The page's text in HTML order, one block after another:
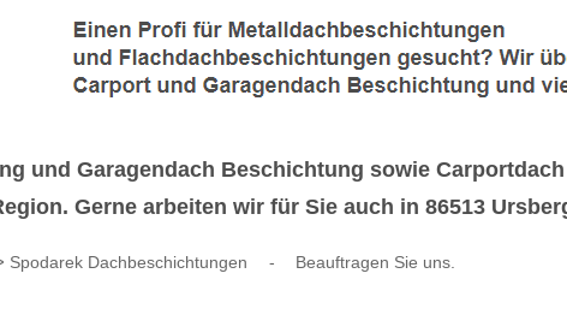
und Garagendach Beschichtung sowie
Gerne arbeiten wir für Sie auch in 86513
Dachbeschichtungen - Beauftragen Sie uns.